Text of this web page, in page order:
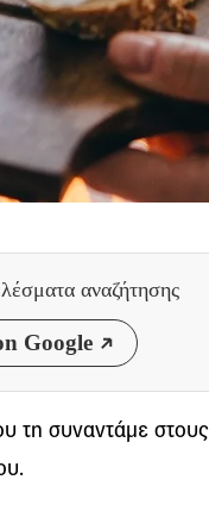
αναζήτησης
Google
τη συναντάμε στους